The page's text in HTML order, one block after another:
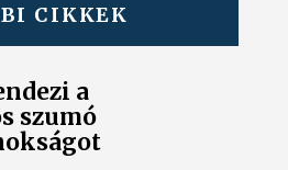
CIKKEK
a
szumó